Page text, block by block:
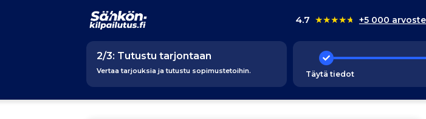
4.7 ★★★★★ +5 000
2/3: Tutustu tarjontaan
Vertaa tarjouksia ja tutustu sopimustetoihin. Täytä tiedot